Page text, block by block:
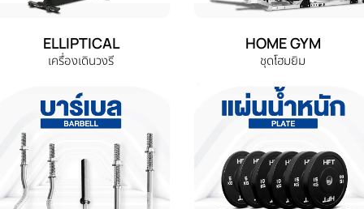
ELLIPTICAL
เครื่องเดินวงรี
HOME GYM
ชุดโฮมยิม